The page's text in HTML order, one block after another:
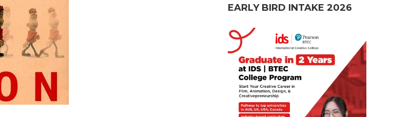
EARLY BIRD INTAKE 2026